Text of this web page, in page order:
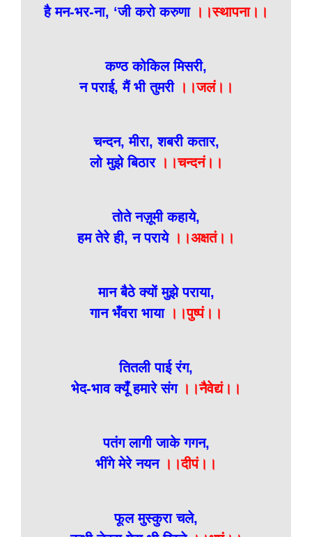
है मन-भर-ना, ‘जी करो करुणा।।स्थापना।।
कण्ठ कोकिल मिसरी,
न पराई, मैं भी तुमरी ।।जलं।।
चन्दन, मीरा, शबरी कतार,
लो मुझे बिठार।।चन्दनं।।
तोते नज़ूमी कहाये,
हम तेरे ही, न पराये।।अक्षतं।।
मान बैठे क्यों मुझे पराया,
गान भँवरा भाया ।।पुष्पं।।
तितली पाई रंग,
भेद-भाव क्यूँ हमारे संग।।नैवेद्यं।।
पतंग लागी जाके गगन,
भींगे मेरे नयन।।दीपं।।
फूल मुस्कुरा चले,